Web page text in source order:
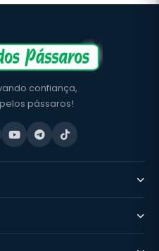
confiança,
pássaros!